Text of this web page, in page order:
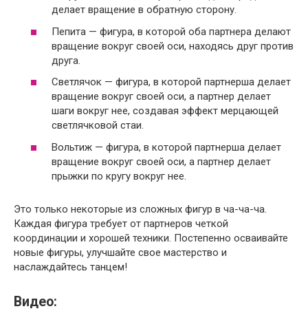
делает вращение в обратную сторону.
Пепита — фигура, в которой оба партнера делают
вращение вокруг своей оси, находясь друг против
друга.
Светлячок — фигура, в которой партнерша делает
вращение вокруг своей оси, а партнер делает
шаги вокруг нее, создавая эффект мерцающей
светлячковой стаи.
Вольтиж — фигура, в которой партнерша делает
вращение вокруг своей оси, а партнер делает
прыжки по кругу вокруг нее.
Это только некоторые из сложных фигур в ча-ча-ча.
Каждая фигура требует от партнеров четкой
координации и хорошей техники. Постепенно осваивайте
новые фигуры, улучшайте свое мастерство и
наслаждайтесь танцем!
Видео: